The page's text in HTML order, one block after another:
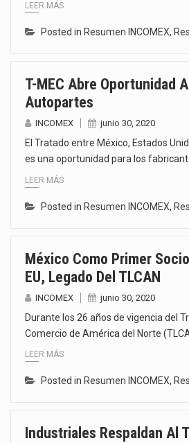
LEER MÁS
Posted in Resumen INCOMEX,
T-MEC Abre Oportunidad
Autopartes
INCOMEX junio 30, 2020
El Tratado entre México, Estados
es una oportunidad para los
LEER MÁS
Posted in Resumen INCOMEX,
México Como Primer
EU, Legado Del TLCAN
INCOMEX junio 30, 2020
Durante los 26 años de vigencia del
Comercio de América del Norte
LEER MÁS
Posted in Resumen INCOMEX,
Industriales Respaldan Al